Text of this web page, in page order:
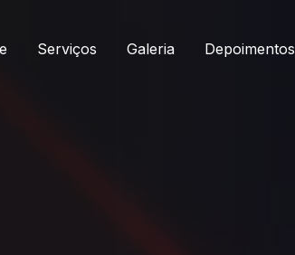
Serviços Galeria Depoimentos